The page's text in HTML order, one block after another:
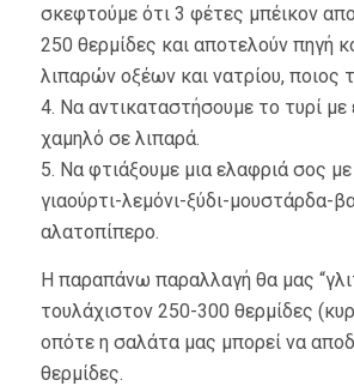
σκεφτούμε ότι 3 φέτες μπέικον
250 θερμίδες και αποτελούν πηγή
λιπαρών οξέων και νατρίου, ποιος
4. Να αντικαταστήσουμε το τυρί με
χαμηλό σε λιπαρά.
5. Να φτιάξουμε μια ελαφριά σος
γιαούρτι-λεμόνι-ξύδι-μουστάρδα-
αλατοπίπερο.
Η παραπάνω παραλλαγή θα μας
τουλάχιστον 250-300 θερμίδες
οπότε η σαλάτα μας μπορεί να
θερμίδες.